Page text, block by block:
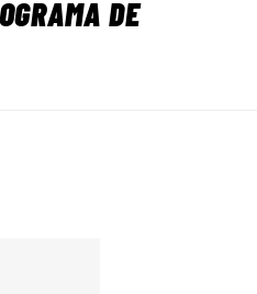
DE